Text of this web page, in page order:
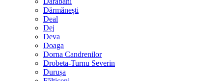
Dărmănești
Deal
Dej
Deva
Doaga
Dorna Candrenilor
Drobeta-Turnu Severin
Durușa